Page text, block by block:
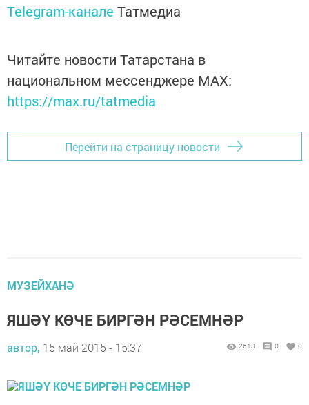
Telegram-канале Татмедиа
Читайте новости Татарстана в
национальном мессенджере MАХ:
https://max.ru/tatmedia
Перейти на страницу новости
МУЗЕЙХАНӘ
ЯШӘҮ КӨЧЕ БИРГӘН РӘСЕМНӘР
автор, 15 май 2015 - 15:37 2613 0 0